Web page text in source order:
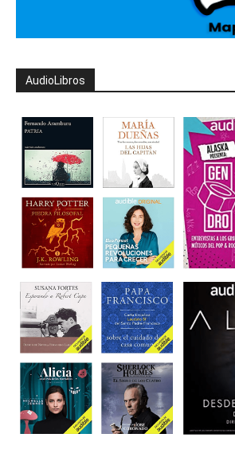
AudioLibros